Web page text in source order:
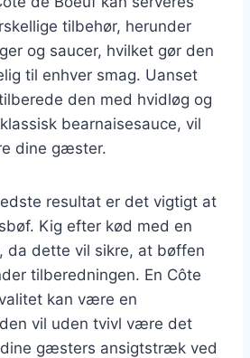
tilbehør, herunder
og saucer, hvilket gør den
til enhver smag. Uanset
den med hvidløg og
bearnaisesauce, vil
dine gæster.
resultat er det vigtigt at
Kig efter kød med en
da dette vil sikre, at bøffen
tilberedningen. En Côte
kan være en
vil uden tvivl være det
gæsters ansigtstræk ved